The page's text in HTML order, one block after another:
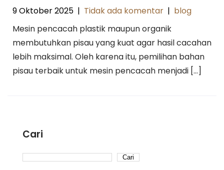
9 Oktober 2025 | Tidak ada komentar | blog
Mesin pencacah plastik maupun organik
membutuhkan pisau yang kuat agar hasil cacahan
lebih maksimal. Oleh karena itu, pemilihan bahan
pisau terbaik untuk mesin pencacah menjadi […]
Cari
Cari